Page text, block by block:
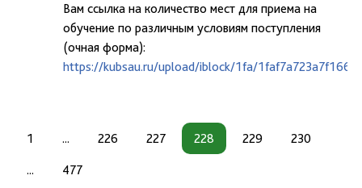
Вам ссылка на количество мест для приема на
обучение по различным условиям поступления
(очная форма):
https://kubsau.ru/upload/iblock/1fa/
1 ... 226 227 228 229 230
... 477